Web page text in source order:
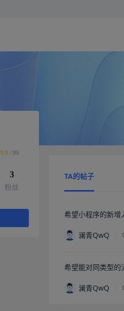
9.9 / 99
3
粉丝
TA的帖子
希望小程序的新
澜青QwQ
希望能对同类型
澜青QwQ